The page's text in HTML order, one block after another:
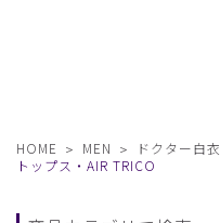
HOME MEN ドクター白衣
トップス・AIR TRICO